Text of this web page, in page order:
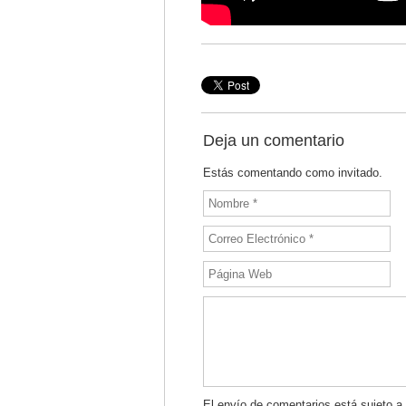
Deja un comentario
Estás comentando como invitado.